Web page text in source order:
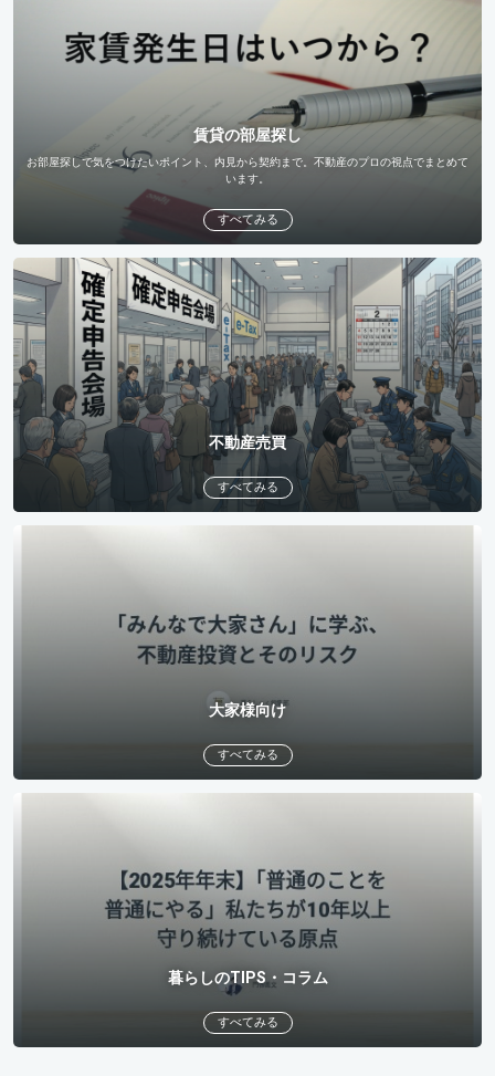
賃貸の部屋探し
お部屋探しで気をつけたいポイント、内見から契約まで。不動産のプロの視点でまとめて
います。
すべてみる
不動産売買
すべてみる
大家様向け
すべてみる
暮らしのTIPS・コラム
すべてみる